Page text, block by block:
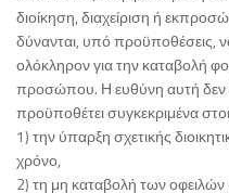
διοίκηση, διαχείριση ή
δύνανται, υπό προϋποθέσεις,
ολόκληρον για την καταβολή
προσώπου. Η ευθύνη αυτή δεν
προϋποθέτει συγκεκριμένα
1) την ύπαρξη σχετικής
χρόνο,
2) τη μη καταβολή των